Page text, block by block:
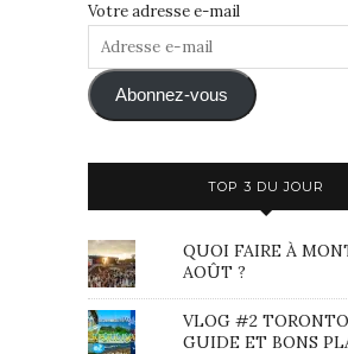
Votre adresse e-mail
Adresse
mail Abonnez-vous
TOP 3 DU JOUR
QUOI FAIRE À
AOÛT ?
VLOG #2
GUIDE ET BONS